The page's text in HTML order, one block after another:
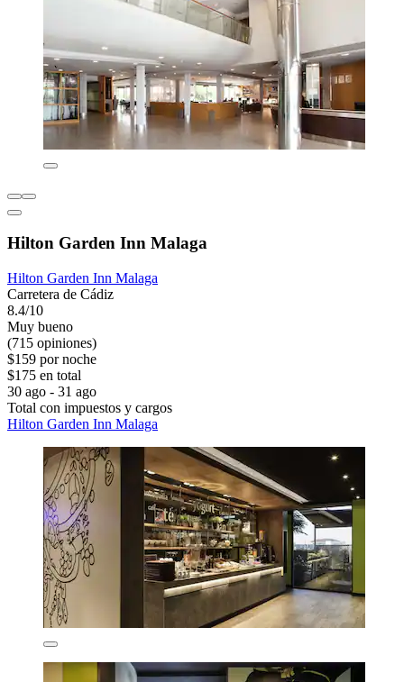
Hilton Garden Inn Malaga
Hilton Garden Inn Malaga
Carretera de Cádiz
8.4/10
Muy bueno
(715 opiniones)
$159 por noche
$175 en total
30 ago - 31 ago
Total con impuestos y cargos
Hilton Garden Inn Malaga